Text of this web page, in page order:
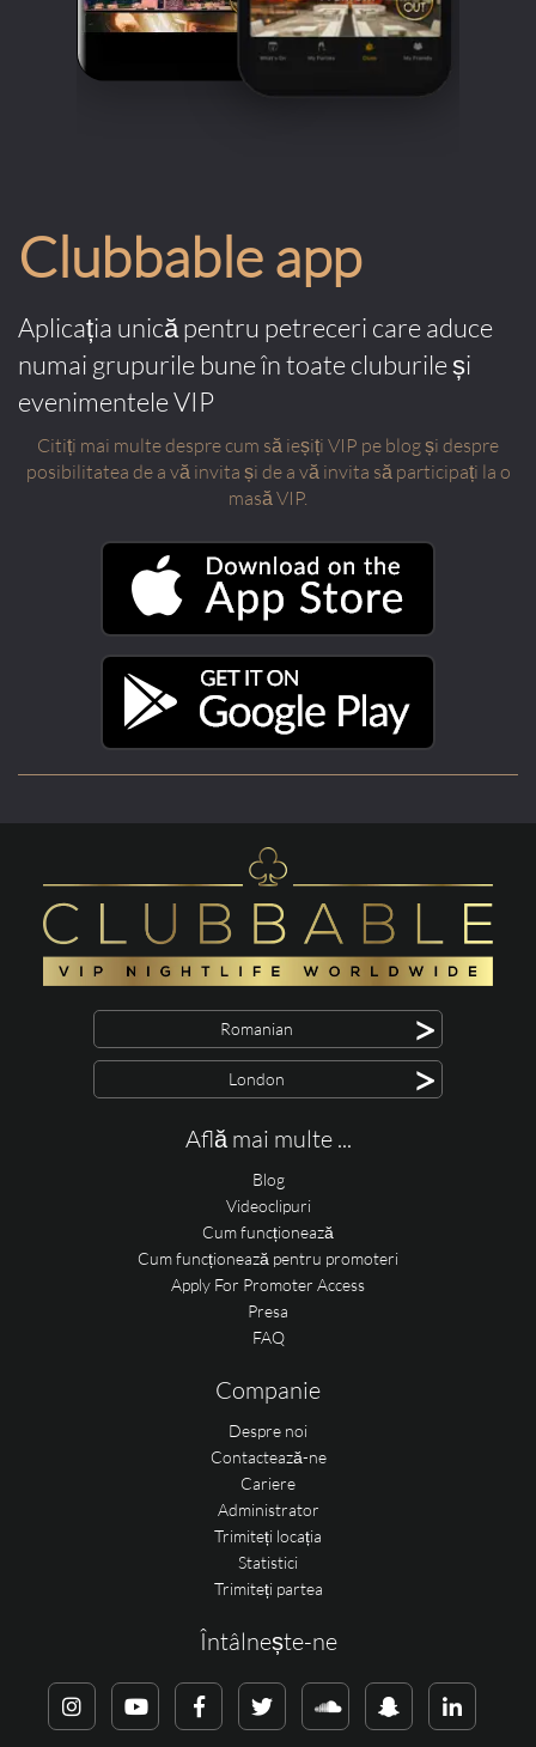
Clubbable app
Aplicația unică pentru petreceri care aduce
numai grupurile bune în toate cluburile și
evenimentele VIP
Citiți mai multe despre cum să ieșiți VIP pe blog și despre
posibilitatea de a vă invita și de a vă invita să participați la o
masă VIP.
Romanian >
London >
Află mai multe ...
Blog
Videoclipuri
Cum funcționează
Cum funcționează pentru promoteri
Apply For Promoter Access
Presa
FAQ
Companie
Despre noi
Contactează-ne
Cariere
Administrator
Trimiteți locația
Statistici
Trimiteți partea
Întâlnește-ne